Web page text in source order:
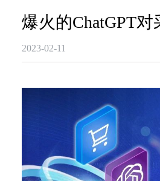
爆火的ChatGPT
2023-02-11